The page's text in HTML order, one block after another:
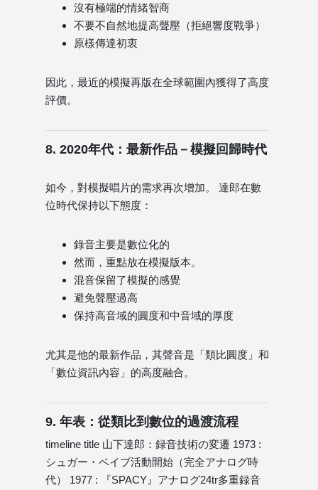
沒有極端的情緒智商
不要不自然地提高聲壓（拒絕響度戰爭）
原樣傳達初衷
因此，最近的模擬再版在全球範圍內獲得了高度
評價。
8. 2020年代：最新作品－模擬回歸時代
如今，對模擬唱片的需求再次增加。 達郎在數
位時代保持以下態度：
錄音主要是數位化的
然而，重點放在模擬版本。
混音保留了模擬的感覺
避免聲壓過高
保持高音域的圓度和中音域的厚度
尤其是他的最新作品，其聲音是「類比圓度」和
「數位資訊內容」的高度融合。
9. 年表：從類比到數位的過渡流程
timeline title 山下達郎：録音技術の変遷 1973 :
シュガー・ベイブ活動開始（完全アナログ時
代） 1977 : 『SPACY』アナログ24tr多重録音